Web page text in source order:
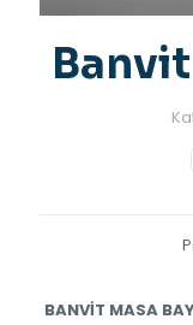
BANVİT MASA